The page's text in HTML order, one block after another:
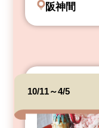
阪神間
10/11～4/5